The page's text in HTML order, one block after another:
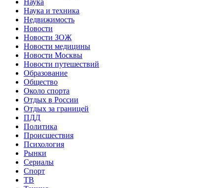
Наука и техника
Недвижимость
Новости
Новости ЗОЖ
Новости медицины
Новости Москвы
Новости путешествий
Образование
Общество
Около спорта
Отдых в России
Отдых за границей
ПДД
Политика
Происшествия
Психология
Рынки
Сериалы
Спорт
ТВ